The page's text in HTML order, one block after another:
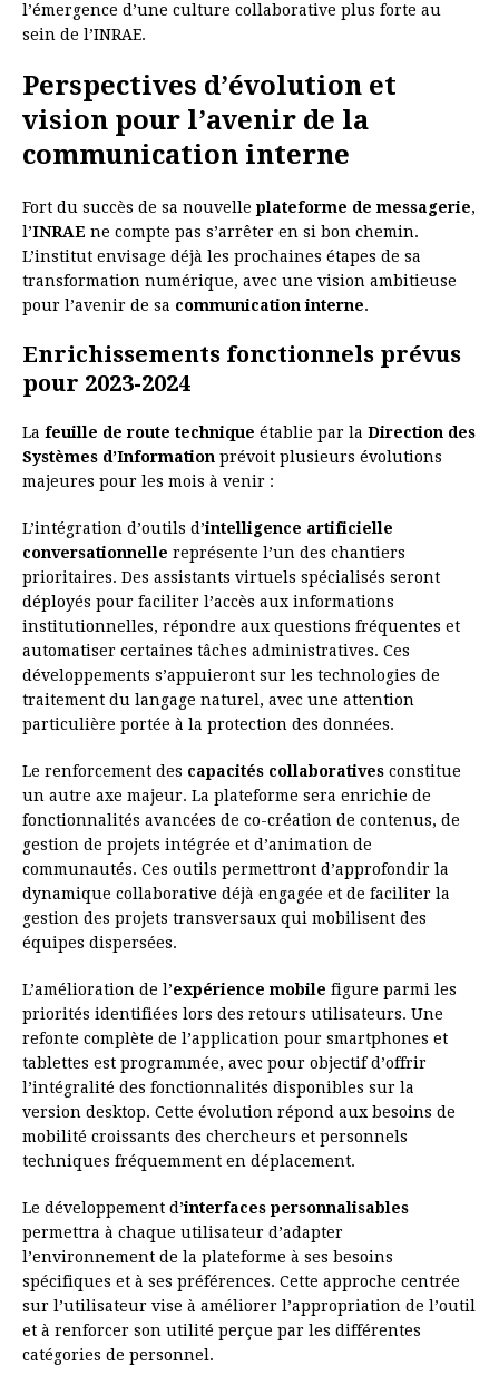
l’émergence d’une culture collaborative plus forte au
sein de l’INRAE.
Perspectives d’évolution et
vision pour l’avenir de la
communication interne
Fort du succès de sa nouvelle plateforme de messagerie,
l’INRAE ne compte pas s’arrêter en si bon chemin.
L’institut envisage déjà les prochaines étapes de sa
transformation numérique, avec une vision ambitieuse
pour l’avenir de sa communication interne.
Enrichissements fonctionnels prévus
pour 2023-2024
La feuille de route technique établie par la Direction des
Systèmes d’Information prévoit plusieurs évolutions
majeures pour les mois à venir :
L’intégration d’outils d’intelligence artificielle
conversationnelle représente l’un des chantiers
prioritaires. Des assistants virtuels spécialisés seront
déployés pour faciliter l’accès aux informations
institutionnelles, répondre aux questions fréquentes et
automatiser certaines tâches administratives. Ces
développements s’appuieront sur les technologies de
traitement du langage naturel, avec une attention
particulière portée à la protection des données.
Le renforcement des capacités collaboratives constitue
un autre axe majeur. La plateforme sera enrichie de
fonctionnalités avancées de co-création de contenus, de
gestion de projets intégrée et d’animation de
communautés. Ces outils permettront d’approfondir la
dynamique collaborative déjà engagée et de faciliter la
gestion des projets transversaux qui mobilisent des
équipes dispersées.
L’amélioration de l’expérience mobile figure parmi les
priorités identifiées lors des retours utilisateurs. Une
refonte complète de l’application pour smartphones et
tablettes est programmée, avec pour objectif d’offrir
l’intégralité des fonctionnalités disponibles sur la
version desktop. Cette évolution répond aux besoins de
mobilité croissants des chercheurs et personnels
techniques fréquemment en déplacement.
Le développement d’interfaces personnalisables
permettra à chaque utilisateur d’adapter
l’environnement de la plateforme à ses besoins
spécifiques et à ses préférences. Cette approche centrée
sur l’utilisateur vise à améliorer l’appropriation de l’outil
et à renforcer son utilité perçue par les différentes
catégories de personnel.